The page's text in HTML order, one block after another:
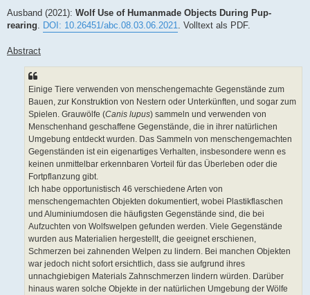
r
Ausband (2021): Wolf Use of Humanmade Objects During Pup-
rearing. DOI: 10.26451/abc.08.03.06.2021. Volltext als PDF.
Abstract
Einige Tiere verwenden von menschengemachte Gegenstände zum
Bauen, zur Konstruktion von Nestern oder Unterkünften, und sogar zum
Spielen. Grauwölfe (Canis lupus) sammeln und verwenden von
Menschenhand geschaffene Gegenstände, die in ihrer natürlichen
Umgebung entdeckt wurden. Das Sammeln von menschengemachten
Gegenständen ist ein eigenartiges Verhalten, insbesondere wenn es
keinen unmittelbar erkennbaren Vorteil für das Überleben oder die
Fortpflanzung gibt.
Ich habe opportunistisch 46 verschiedene Arten von
menschengemachten Objekten dokumentiert, wobei Plastikflaschen
und Aluminiumdosen die häufigsten Gegenstände sind, die bei
Aufzuchten von Wolfswelpen gefunden werden. Viele Gegenstände
wurden aus Materialien hergestellt, die geeignet erschienen,
Schmerzen bei zahnenden Welpen zu lindern. Bei manchen Objekten
war jedoch nicht sofort ersichtlich, dass sie aufgrund ihres
unnachgiebigen Materials Zahnschmerzen lindern würden. Darüber
hinaus waren solche Objekte in der natürlichen Umgebung der Wölfe